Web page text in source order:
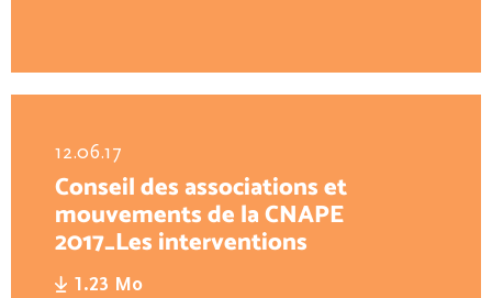
12.06.17
Conseil des associations et
mouvements de la CNAPE
2017_Les interventions
1.23 Mo